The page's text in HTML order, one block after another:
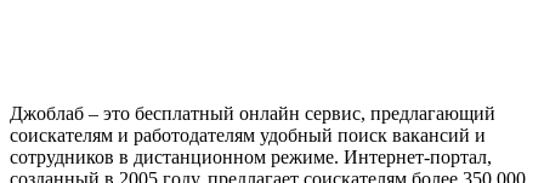
Джоблаб – это бесплатный онлайн сервис, предлагающий
соискателям и работодателям удобный поиск вакансий и
сотрудников в дистанционном режиме. Интернет-портал,
созданный в 2005 году, предлагает соискателям более 350 000